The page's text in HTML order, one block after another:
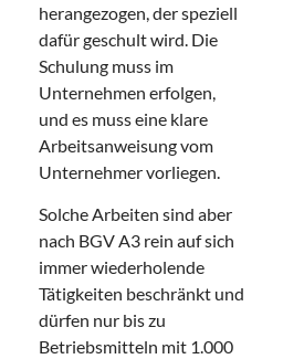
herangezogen, der speziell
dafür geschult wird. Die
Schulung muss im
Unternehmen erfolgen,
und es muss eine klare
Arbeitsanweisung vom
Unternehmer vorliegen.
Solche Arbeiten sind aber
nach BGV A3 rein auf sich
immer wiederholende
Tätigkeiten beschränkt und
dürfen nur bis zu
Betriebsmitteln mit 1.000